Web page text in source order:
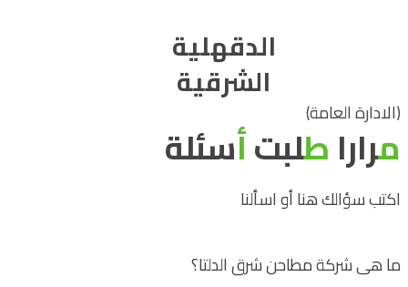
الدقهلية
الشرقية
(الادارة العامة)
مراراطلبتأسئلة
اكتب سؤالك هنا أو اسألنا
ما هى شركة مطاحن شرق الدلتا؟